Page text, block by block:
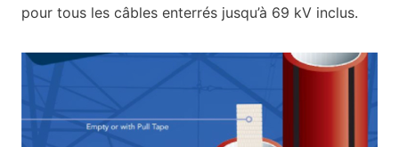
pour tous les câbles enterrés jusqu’à 69 kV inclus.